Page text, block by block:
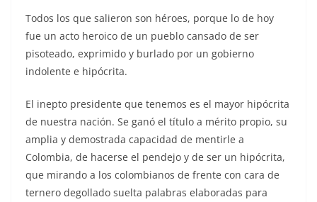
Todos los que salieron son héroes, porque lo de hoy
fue un acto heroico de un pueblo cansado de ser
pisoteado, exprimido y burlado por un gobierno
indolente e hipócrita.
El inepto presidente que tenemos es el mayor hipócrita
de nuestra nación. Se ganó el título a mérito propio, su
amplia y demostrada capacidad de mentirle a
Colombia, de hacerse el pendejo y de ser un hipócrita,
que mirando a los colombianos de frente con cara de
ternero degollado suelta palabras elaboradas para